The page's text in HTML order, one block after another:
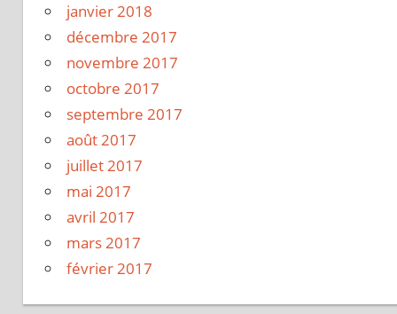
janvier 2018
décembre 2017
novembre 2017
octobre 2017
septembre 2017
août 2017
juillet 2017
mai 2017
avril 2017
mars 2017
février 2017